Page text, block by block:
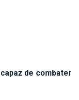
de combater